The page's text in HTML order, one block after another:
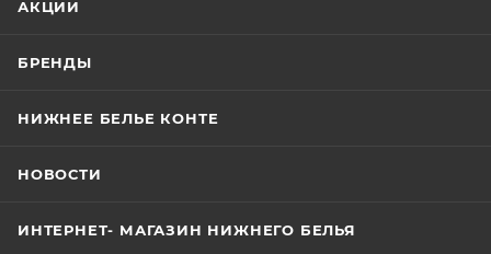
АКЦИИ
БРЕНДЫ
НИЖНЕЕ БЕЛЬЕ КОНТЕ
НОВОСТИ
ИНТЕРНЕТ- МАГАЗИН НИЖНЕГО БЕЛЬЯ